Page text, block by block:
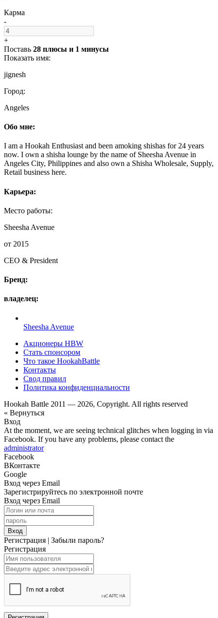
Карма
-
+
Поставь 28 плюсы и 1 минусы
Показать имя:
jignesh
Город:
Angeles
Обо мне:
I am a Hookah Enthusiast and been amoking shishas for 24 years
now. I own a shisha lounge by the name of Sheesha Avenue in
Angeles City, Philippines and also own a Shisha Wholesale, Supply,
Retail business here.
Карьера:
Место работы:
Sheesha Avenue
от 2015
CEO & President
Бренд:
владелец:
Sheesha Avenue
Акционеры HBW
Стать спонсором
Что такое HookahBattle
Контакты
Свод правил
Политика конфиденциальности
Hookah Battle 2011 — 2026, Copyright. All rights reserved
« Вернуться
Вход
At the moment, we are seeing technical glitches when logging in via
Facebook. If you have any problems, please contact the
administrator
Facebook
ВКонтакте
Google
Вход через Email
Зарегистрируйтесь по электронной почте
Вход через Email
Вход
Регистрация | Забыли пароль?
Регистрация